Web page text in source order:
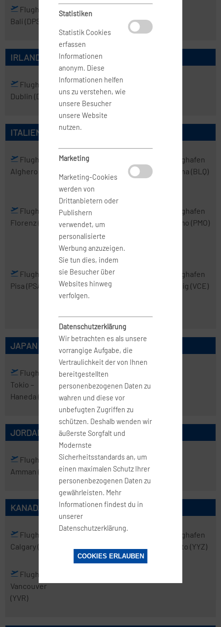
Flughafen
Bali (DPS)
Flughafen
IRLAND
Flughafen
Dublin (DUB)
ITALIEN
Flughafen
Alghero
Flughafen
Bergamo
(BGY)
Flughafen
Bologna (BLQ)
Flughafen
Florenz(FLR)
Flughafen
Mailand-
Malpensa
(MXP)
Flughafen
Palermo (PMO)
Flughafen
Pisa (PSA)
Flughafen
Rom-
Fiumicino
Turin
Flughafen
Venedig (VCE)
JAPAN
Flughafen
Tokio –
Haneda (HND)
Flughafen
Tokio– Narita
(NRT)
JORDANIEN
Flughafen
Amman (AMM)
KANADA
Flughafen
Calgary(YYC)
Flughafen
Flughafen
Toronto (YYZ)
Flughafen
Vancouver
(YVR)
Statistiken
Statistik Cookies
erfassen
Informationen
anonym. Diese
Informationen helfen
uns zu verstehen, wie
unsere Besucher
unsere Website
nutzen.
Marketing
Marketing-Cookies
werden von
Drittanbietern oder
Publishern
verwendet, um
personalisierte
Werbung anzuzeigen.
Sie tun dies, indem
sie Besucher über
Websites hinweg
verfolgen.
Datenschutzerklärung
Wir betrachten es als unsere
vorrangige Aufgabe, die
Vertraulichkeit der von Ihnen
bereitgestellten
personenbezogenen Daten zu
wahren und diese vor
unbefugten Zugriffen zu
schützen. Deshalb wenden wir
äußerste Sorgfalt und
Modernste
Sicherheitsstandards an, um
einen maximalen Schutz Ihrer
personenbezogenen Daten zu
gewährleisten. Mehr
Informationen findest du in
unserer
Datenschutzerklärung.
COOKIES ERLAUBEN